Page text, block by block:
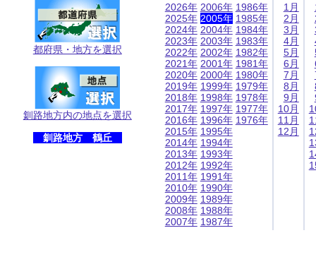
都府県・地方を選択
釧路地方内の地点を選択
釧路地方 鶴丘
2026年
2025年
2024年
2023年
2022年
2021年
2020年
2019年
2018年
2017年
2016年
2015年
2014年
2013年
2012年
2011年
2010年
2009年
2008年
2007年
2006年
2005年
2004年
2003年
2002年
2001年
2000年
1999年
1998年
1997年
1996年
1995年
1994年
1993年
1992年
1991年
1990年
1989年
1988年
1987年
1986年
1985年
1984年
1983年
1982年
1981年
1980年
1979年
1978年
1977年
1976年
1月
2月
3月
4月
5月
6月
7月
8月
9月
10月
11月
12月